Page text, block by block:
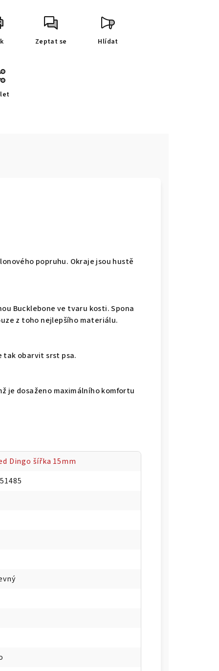
Zeptat se Hlídat
popruhu. Okraje jsou hustě
Bucklebone ve tvaru kosti. Spona
z toho nejlepšího materiálu.
tak obarvit srst psa.
je dosaženo maximálního komfortu
Dingo šířka 15mm